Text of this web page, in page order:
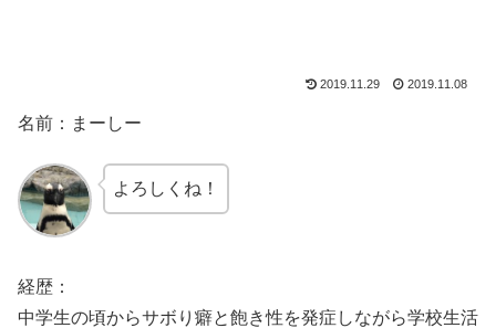
2019.11.29 2019.11.08
名前：まーしー
よろしくね！
経歴：
中学生の頃からサボり癖と飽き性を発症しながら学校生活